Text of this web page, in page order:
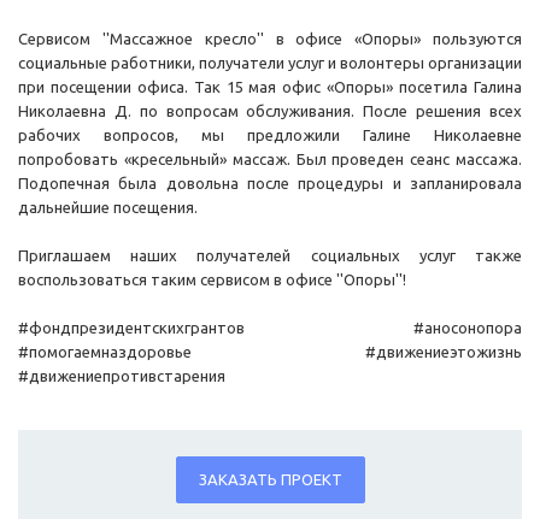
Сервисом ''Массажное кресло'' в офисе «Опоры» пользуются
социальные работники, получатели услуг и волонтеры организации
при посещении офиса. Так 15 мая офис «Опоры» посетила Галина
Николаевна Д. по вопросам обслуживания. После решения всех
рабочих вопросов, мы предложили Галине Николаевне
попробовать «кресельный» массаж. Был проведен сеанс массажа.
Подопечная была довольна после процедуры и запланировала
дальнейшие посещения.
Приглашаем наших получателей социальных услуг также
воспользоваться таким сервисом в офисе ''Опоры''!
#фондпрезидентскихгрантов #аносонопора
#помогаемназдоровье #движениеэтожизнь
#движениепротивстарения
ЗАКАЗАТЬ ПРОЕКТ